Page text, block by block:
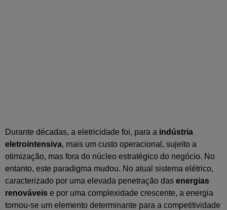
Durante décadas, a eletricidade foi, para a indústria
eletrointensiva, mais um custo operacional, sujeito a
otimização, mas fora do núcleo estratégico do negócio. No
entanto, este paradigma mudou. No atual sistema elétrico,
caracterizado por uma elevada penetração das energias
renováveis e por uma complexidade crescente, a energia
tornou-se um elemento determinante para a competitividade